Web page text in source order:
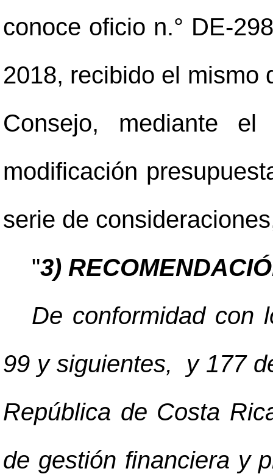
conoce oficio n.° DE-
2018, recibido el mismo
Consejo, mediante
modificación
serie de
"3)
De conformidad con
99 y siguientes, y 177
República de Costa
de gestión financiera y